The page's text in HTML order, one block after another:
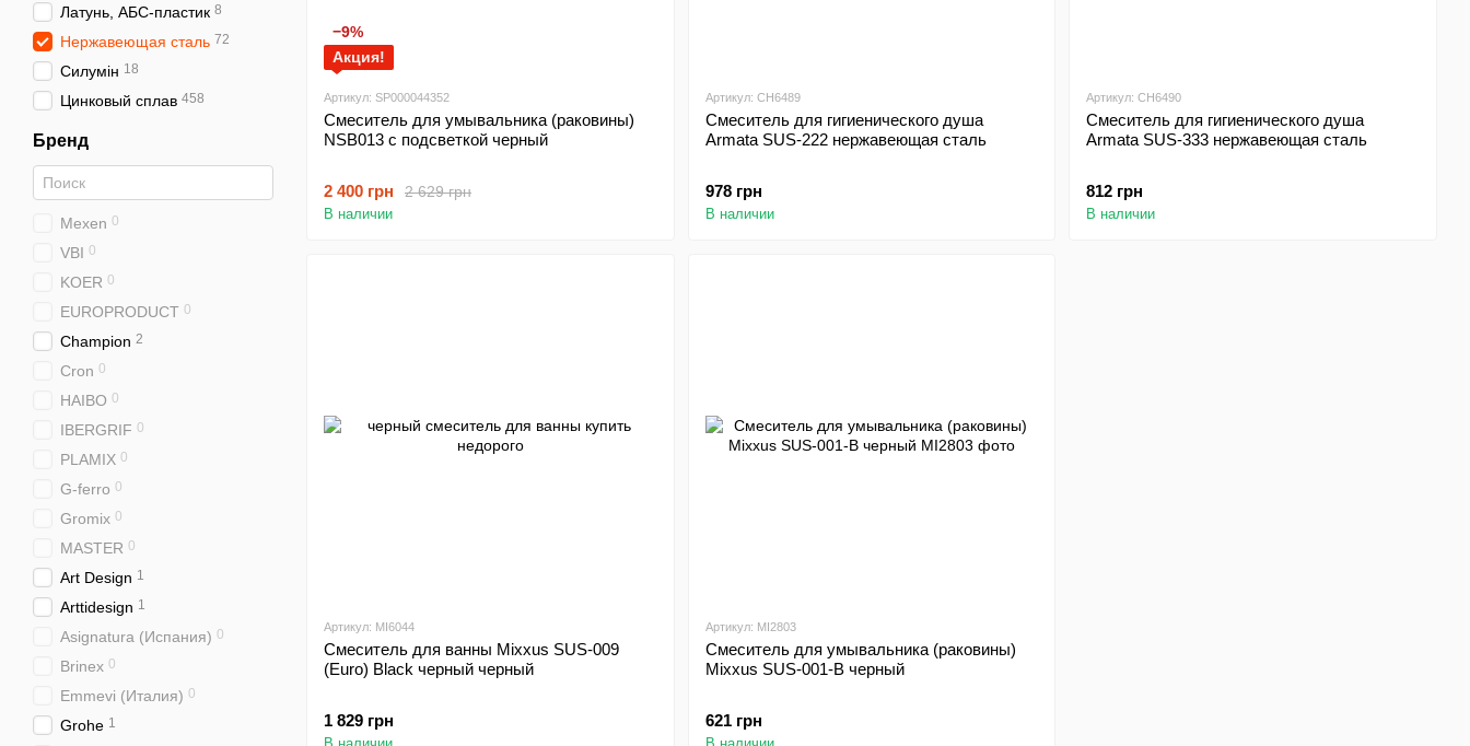
−9%
Акция!
Артикул: SP000044352
Смеситель для умывальника (раковины)
NSB013 с подсветкой черный
2 629 грн
2 400 грн
В наличии
Артикул: CH6489
Смеситель для гигиенического душа
Armata SUS-222 нержавеющая сталь
978 грн
В наличии
Артикул: CH6490
Смеситель для гигиенического душа
Armata SUS-333 нержавеющая сталь
812 грн
В наличии
Артикул: MI6044
Смеситель для ванны Mixxus SUS-009
(Euro) Black черный черный
1 829 грн
Артикул: MI2803
Смеситель для умывальника (раковины)
Mixxus SUS-001-B черный
621 грн
Латунь, АБС-пластик 8
Нержавеющая сталь 72
Силумін 18
Цинковый сплав 458
Бренд
Mexen 0
VBI 0
KOER 0
EUROPRODUCT 0
Champion 2
Cron 0
HAIBO 0
IBERGRIF 0
PLAMIX 0
G-ferro 0
Gromix 0
MASTER 0
Art Design 1
Arttidesign 1
Asignatura (Испания) 0
Brinex 0
Emmevi (Италия) 0
Grohe 1